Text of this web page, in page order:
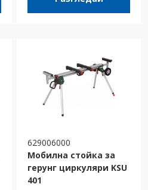
629006000
Мобилна стойка за
герунг циркуляри KSU
401